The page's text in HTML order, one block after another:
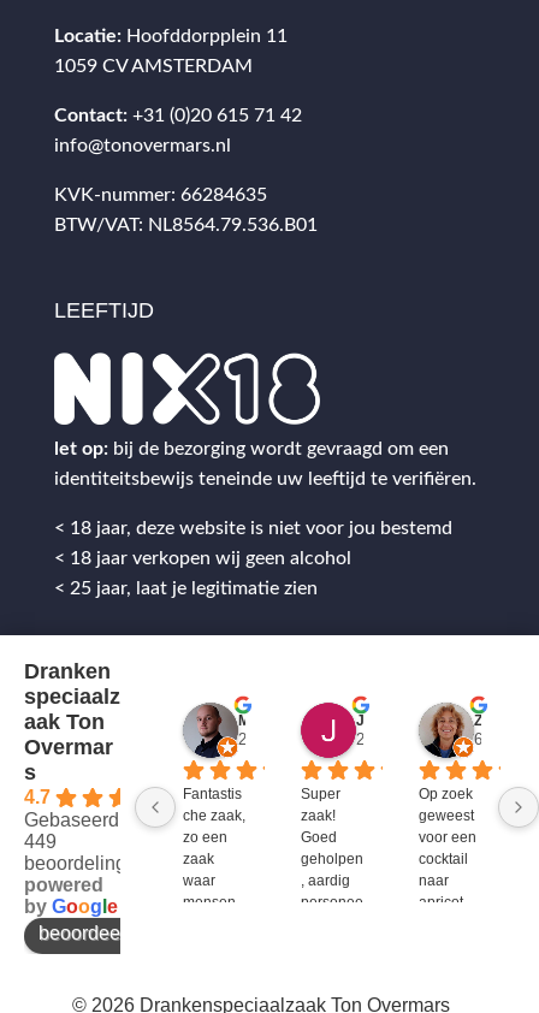
Locatie: Hoofddorpplein 11
1059 CV AMSTERDAM
Contact: +31 (0)20 615 71 42
info@tonovermars.nl
KVK-nummer: 66284635
BTW/VAT: NL8564.79.536.B01
LEEFTIJD
let op: bij de bezorging wordt gevraagd om een
identiteitsbewijs teneinde uw leeftijd te verifiëren.
< 18 jaar, deze website is niet voor jou bestemd
< 18 jaar verkopen wij geen alcohol
< 25 jaar, laat je legitimatie zien
Dranken
speciaalz
aak Ton
Overmar
s
4.7
Gebaseerd op
449
beoordelingen
powered
by Goog e
beoordeel ons op
2 jaar geleden
Fantastis
che zaak,
zo een
zaak
waar
mensen
2 jaar geleden
Super
zaak!
Goed
geholpen
, aardig
personee
6 jaar
Op zoek
geweest
voor een
cocktail
naar
apricot
© 2026 Drankenspeciaalzaak Ton Overmars